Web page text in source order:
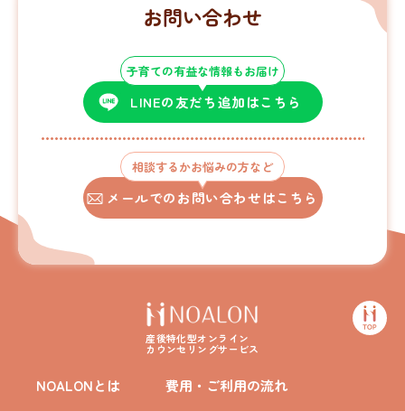
お問い合わせ
子育ての有益な情報もお届け
LINEの友だち追加はこちら
相談するかお悩みの方など
メールでのお問い合わせはこちら
産後特化型オンライン
カウンセリングサービス
NOALONとは 費用・ご利用の流れ